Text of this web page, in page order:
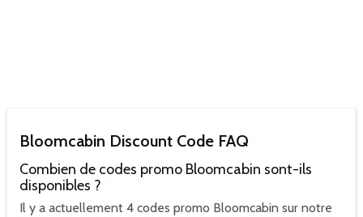
Bloomcabin Discount Code FAQ
Combien de codes promo Bloomcabin sont-ils
disponibles ?
Il y a actuellement 4 codes promo Bloomcabin sur notre